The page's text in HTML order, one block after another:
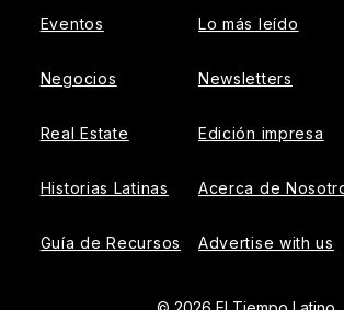
Eventos
Negocios
Real Estate
Historias Latinas
Guía de Recursos
Lo más leído
Newsletters
Edición impresa
Acerca de
Advertise with us